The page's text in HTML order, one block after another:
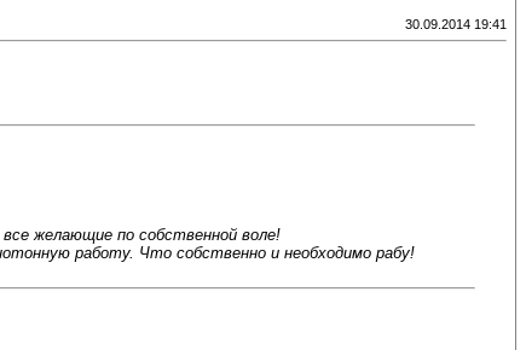
30.09.2014 19:41
желающие по собственной воле!
работу. Что собственно и необходимо рабу!